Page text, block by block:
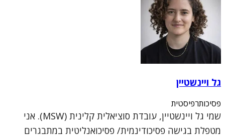
גל ויינשטיין
פסיכותרפיסטית
שמי גל ויינשטיין, עובדת סוציאלית קלינית (MSW). אני
מטפלת בגישה פסיכודינמית/ פסיכואנליטית במתבגרים